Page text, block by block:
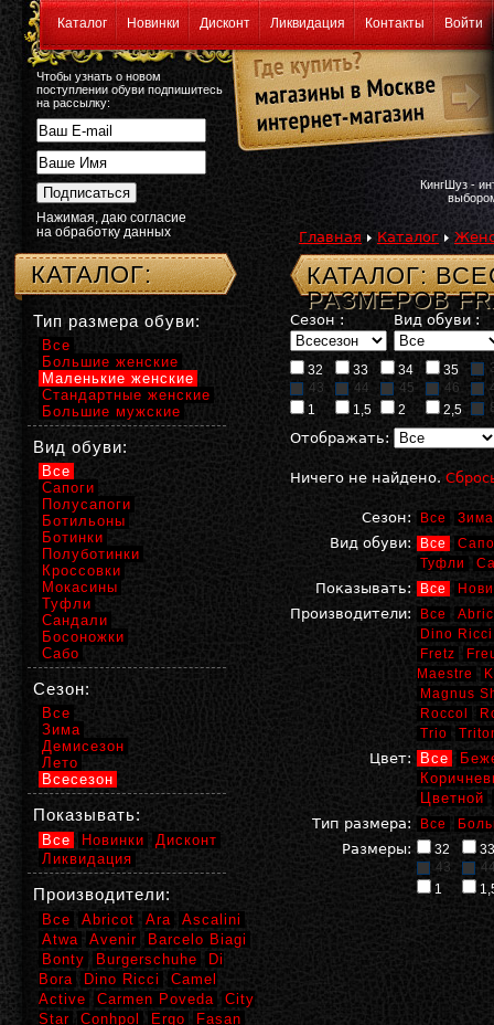
Каталог Новинки Дисконт Ликвидация Контакты Войти
Чтобы узнать о новом
поступлении обуви подпишитесь
на рассылку:
Нажимая, даю согласие
на обработку данных
КингШуз -
Главная Каталог
КАТАЛОГ:
РАЗМЕРОВ
Сезон : Вид обуви :
32 33 34 35
43
44 45 46
1
1,5 2 2,5
Отображать:
Ничего не найдено.
Сезон: Все Зима
Вид обуви: Все
Туфли
Показывать: Все
Производители: Все
Dino Ricci
Fretz
Maestre
Magnus
Roccol
Trio
Цвет: Все
Цветной
Тип размера:
Все
Размеры: 32
33
43
1
КАТАЛОГ:
Тип размера обуви:
Все
Большие женские
Маленькие женские
Стандартные женские
Большие мужские
Вид обуви:
Все
Сапоги
Полусапоги
Ботильоны
Ботинки
Полуботинки
Кроссовки
Мокасины
Туфли
Сандали
Босоножки
Сабо
Сезон:
Все
Зима
Демисезон
Лето
Всесезон
Показывать:
Все Новинки
Дисконт
Ликвидация
Производители:
Все Abricot Ara
Ascalini
Atwa
Avenir
Barcelo Biagi
Bonty
Burgerschuhe
Di
Bora
Dino Ricci
Camel
Active
Carmen Poveda
City
Star
Conhpol Ergo
Fasan